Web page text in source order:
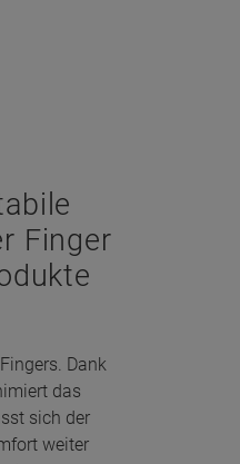
Finger
Dank
das
sich der
weiter